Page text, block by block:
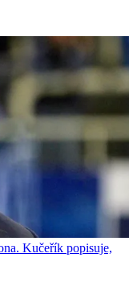
Kučeřík popisuje,